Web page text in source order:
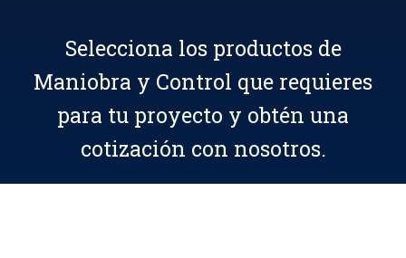
Selecciona los productos de
Maniobra y Control que requieres
para tu proyecto y obtén una
cotización con nosotros.